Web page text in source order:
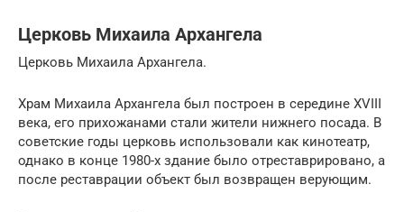
Церковь Михаила Архангела
Церковь Михаила Архангела.
Храм Михаила Архангела был построен в середине XVIII
века, его прихожанами стали жители нижнего посада. В
советские годы церковь использовали как кинотеатр,
однако в конце 1980-х здание было отреставрировано, а
после реставрации объект был возвращен верующим.